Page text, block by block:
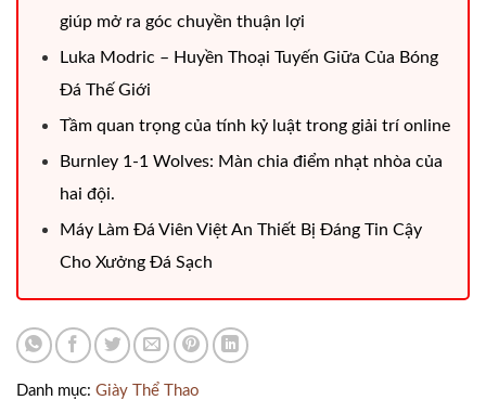
giúp mở ra góc chuyền thuận lợi
Luka Modric – Huyền Thoại Tuyến Giữa Của Bóng
Đá Thế Giới
Tầm quan trọng của tính kỷ luật trong giải trí online
Burnley 1-1 Wolves: Màn chia điểm nhạt nhòa của
hai đội.
Máy Làm Đá Viên Việt An Thiết Bị Đáng Tin Cậy
Cho Xưởng Đá Sạch
Danh mục: Giày Thể Thao